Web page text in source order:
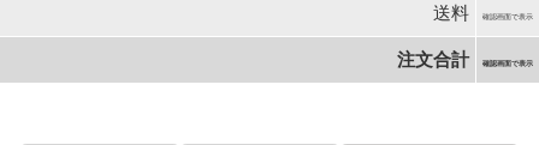
送料 確認画面で表示
注文合計 確認画面で表示